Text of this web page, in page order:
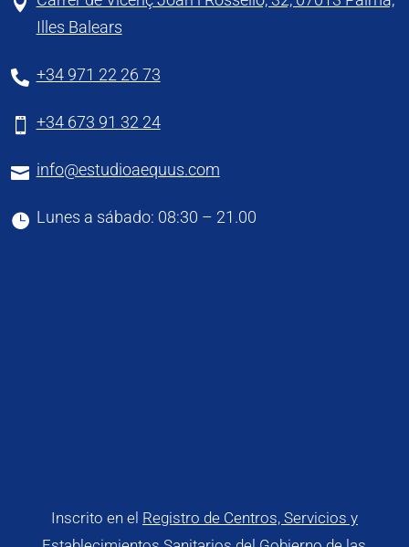
Illes Balears
 +34 971 22 26 73
 +34 673 91 32 24
 info@estudioaequus.com
 Lunes a sábado: 08:30 – 21.00
Inscrito en el Registro de Centros, Servicios y